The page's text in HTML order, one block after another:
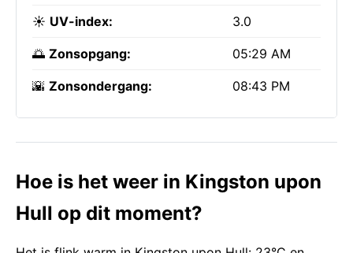
☀️ UV-index: 3.0
🌅 Zonsopgang: 05:29 AM
🌇 Zonsondergang: 08:43 PM
Hoe is het weer in Kingston upon
Hull op dit moment?